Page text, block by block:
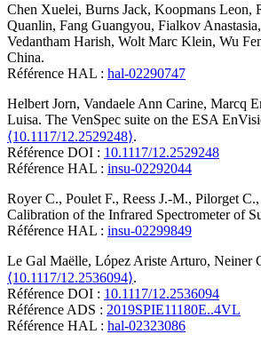
Chen Xuelei, Burns Jack, Koopmans Leon,
Quanlin, Fang Guangyou, Fialkov Anastasia,
Vedantham Harish, Wolt Marc Klein, Wu
China.
Référence HAL : hal-02290747
Helbert Jorn, Vandaele Ann Carine, Marcq
Luisa. The VenSpec suite on the ESA
⟨10.1117/12.2529248⟩.
Référence DOI : 10.1117/12.2529248
Référence HAL : insu-02292044
Royer C., Poulet F., Reess J.-M., Pilorget C.,
Calibration of the Infrared Spectrometer of
Référence HAL : insu-02299849
Le Gal Maëlle, López Ariste Arturo, Neiner
⟨10.1117/12.2536094⟩.
Référence DOI : 10.1117/12.2536094
Référence ADS : 2019SPIE11180E..4VL
Référence HAL : hal-02323086